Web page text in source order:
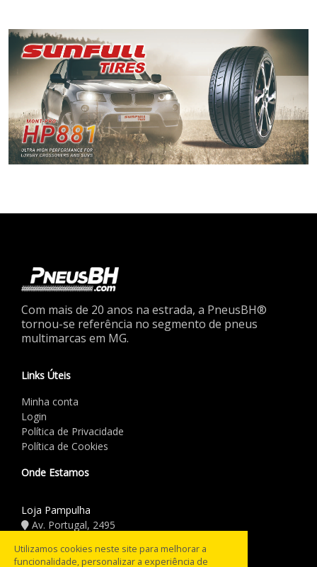
Com mais de 20 anos na estrada, a PneusBH®
tornou-se referência no segmento de pneus
multimarcas em MG.
Links Úteis
Minha conta
Login
Política de Privacidade
Política de Cookies
Onde Estamos
Loja Pampulha
Av. Portugal, 2495
Utilizamos cookies neste site para melhorar a
funcionalidade, personalizar a experiência de